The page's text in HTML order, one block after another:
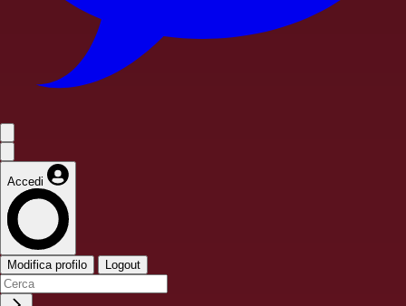
Accedi
Modifica profilo Logout